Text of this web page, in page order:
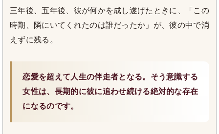
三年後、五年後、彼が何かを成し遂げたときに、「この
時期、隣にいてくれたのは誰だったか」が、彼の中で消
えずに残る。
恋愛を超えて人生の伴走者となる。そう意識する
女性は、長期的に彼に追わせ続ける絶対的な存在
になるのです。